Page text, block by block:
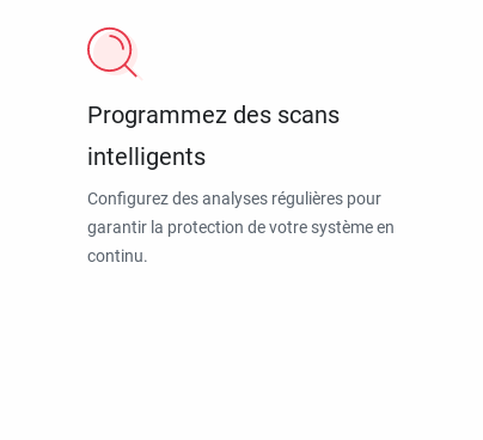
Programmez des scans
intelligents
Configurez des analyses régulières pour
garantir la protection de votre système en
continu.